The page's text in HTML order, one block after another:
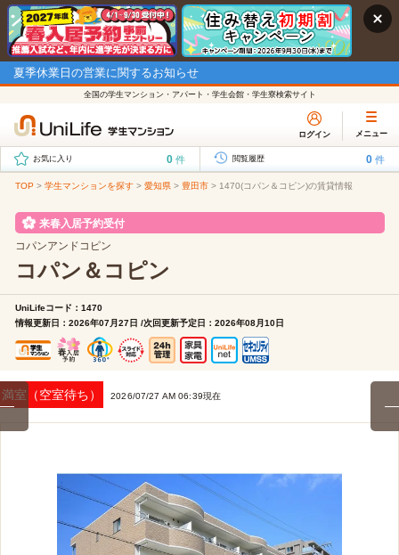
夏季休業日の営業に関するお知らせ
全国の学生マンション・アパート・学生会館・学生寮検索サイト
ログイン メニュー
お気に入り 0 件 閲覧履歴 0 件
TOP > 学生マンションを探す > 愛知県 > 豊田市 > 1470(コパン＆コピン)の賃貸情報
来春入居予約受付
コパンアンドコピン
コパン＆コピン
UniLifeコード：1470
情報更新日：2026年07月27日 /次回更新予定日：2026年08月10日
満室（空室待ち） 2026/07/27 AM 06:39現在